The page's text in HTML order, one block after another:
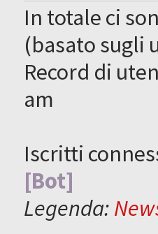
In totale ci
(basato sugli
Record di
am
Iscritti
[Bot]
Legenda: